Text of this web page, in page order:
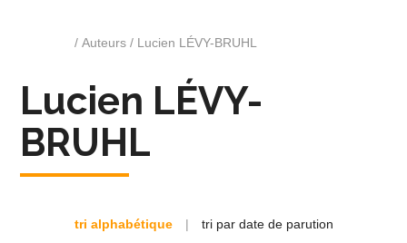
/ Auteurs / Lucien LÉVY-BRUHL
Lucien LÉVY-
BRUHL
tri alphabétique | tri par date de parution